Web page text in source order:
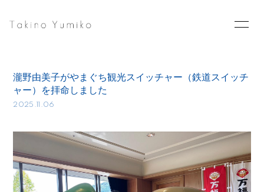
Schedule Profile
Photo Movie
Contact
瀧野由美子がやまぐち観光スイッチャー（鉄道スイッチ
ャー）を拝命しました
2025.11.06